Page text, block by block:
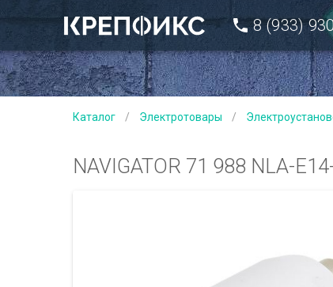
8 (933)
Каталог / Электротовары /
NAVIGATOR 71 988 NLA-